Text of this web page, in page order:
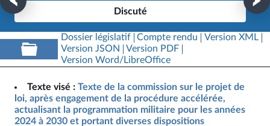
Discuté
Dossier législatif Compte rendu
Version XML
Version JSON
Version PDF
Version Word/LibreOffice
Texte visé : Texte de la commission sur le projet de
loi, après engagement de la procédure accélérée,
actualisant la programmation militaire pour les années
2024 à 2030 et portant diverses dispositions